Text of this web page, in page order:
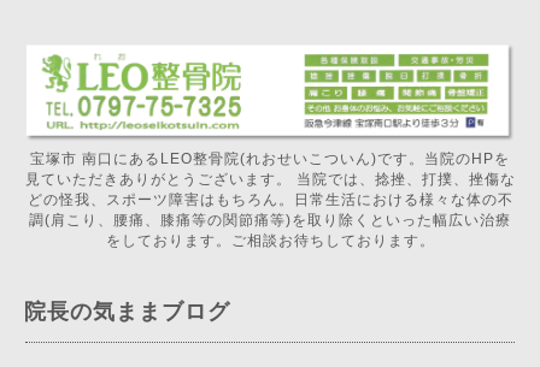
宝塚市 南口にあるLEO整骨院(れおせいこついん)です。当院のHPを
見ていただきありがとうございます。 当院では、捻挫、打撲、挫傷な
どの怪我、スポーツ障害はもちろん。日常生活における様々な体の不
調(肩こり、腰痛、膝痛等の関節痛等)を取り除くといった幅広い治療
をしております。ご相談お待ちしております。
院長の気ままブログ